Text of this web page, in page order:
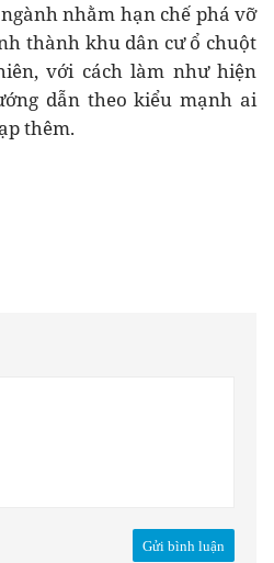
nhằm hạn chế phá vỡ
thành khu dân cư ổ chuột
với cách làm như hiện
dẫn theo kiểu mạnh ai
thêm.
Gửi bình luận